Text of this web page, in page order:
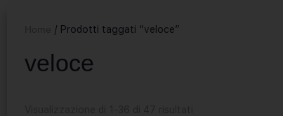
/ Prodotti taggati “veloce”
veloce